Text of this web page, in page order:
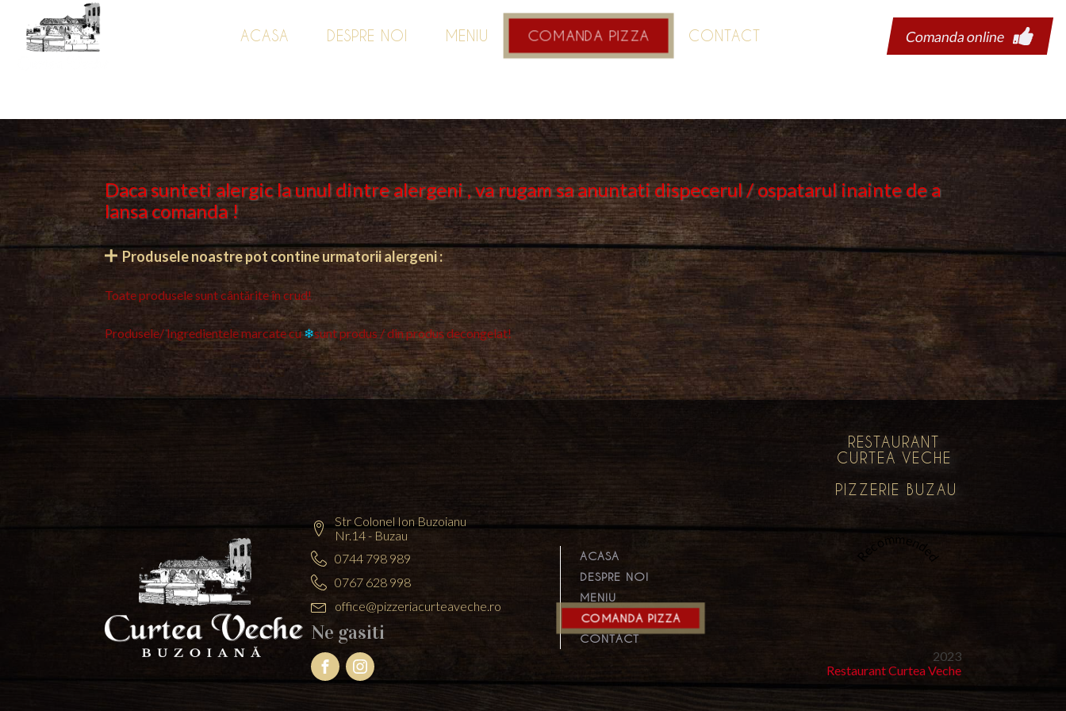
ACASA DESPRE NOI MENIU COMANDA PIZZA CONTACT Comanda online
Daca sunteti alergic la unul dintre alergeni , va rugam sa anuntati dispecerul / ospatarul inainte de a
lansa comanda !
Produsele noastre pot contine urmatorii alergeni :
Toate produsele sunt cântărite în crud!
Produsele/ Ingredientele marcate cu❄sunt produs / din produs decongelat!
Str Colonel Ion Buzoianu
Nr.14 - Buzau
0744 798 989
0767 628 998
office@pizzeriacurteaveche.ro
Ne gasiti
ACASA
DESPRE NOI
MENIU
COMANDA PIZZA
CONTACT
RESTAURANT
CURTEA VECHE
PIZZERIE BUZAU
Recommended
2023
Restaurant Curtea Veche